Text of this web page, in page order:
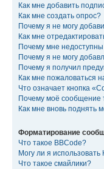
Как мне добавить
Как мне создать опрос?
Почему я не могу
Как мне
Почему мне
Почему я не могу
Почему я получил
Как мне пожаловаться
Что означает кнопка
Почему моё сообщение
Как мне вновь поднять
Форматирование
Что такое BBCode?
Могу ли я использовать
Что такое смайлики?